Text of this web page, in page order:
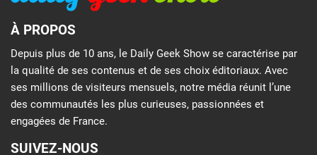
À PROPOS
Depuis plus de 10 ans, le Daily Geek Show se caractérise par
la qualité de ses contenus et de ses choix éditoriaux. Avec
ses millions de visiteurs mensuels, notre média réunit l’une
des communautés les plus curieuses, passionnées et
engagées de France.
SUIVEZ-NOUS